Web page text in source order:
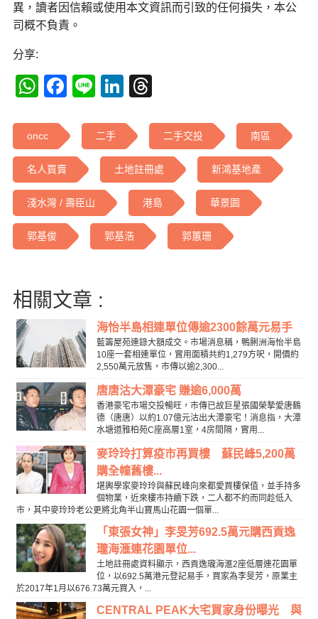
異，讀者因信賴或使用本文資訊而引致的任何損失，本公
司概不負責。
分享:
WhatsApp
Facebook
LineLinkedIn
oncc 二手 二手交投 南區
名人買賣 土地註冊處 新鴻基地產
淺水灣 / 壽臣山 港島 華景園
郭基俊 郭基浩 郭蕙珊
相關文章 :
海怡半島相連單位傳逾2300餘萬元易手
藍籌屋苑連錄大額成交。市場消息稱，鴨脷洲海怡半島
10座一套相連單位，實用面積共約1,279方呎，開價約
2,550萬元放售，市傳以逾2,300...
唐唐沽大潭豪宅 賺逾6,000萬
香港豪宅市場交投暢旺，市傳已故巨星張國榮摯愛唐鶴
德（唐唐）以約1.07億元沽出大潭豪宅！消息指，大潭
水塘道雅柏苑C座高層1室，4房間隔，實用...
麥玲玲打算疫市再買樓 蘇民峰5,200萬
購全幢舊樓...
堪輿學家麥玲玲與蘇民峰向來都愛買樓保值，並手持多
個物業，近來樓市持續下跌，二人都不約而同趁低入
市，其中麥玲玲老公更將北角半山寶馬山花園一個單...
「東張女神」李旻芳692.5萬元購西貢逸
瓏海滙連花園單位...
土地註冊處資料顯示，西貢逸瓏海滙2座低層連花園單
位，以692.5萬港元登記易手，買家為李旻芳，原業主
於2017年1月以676.73萬元買入，...
CENTRAL PEAK大宅買家身份曝光 與